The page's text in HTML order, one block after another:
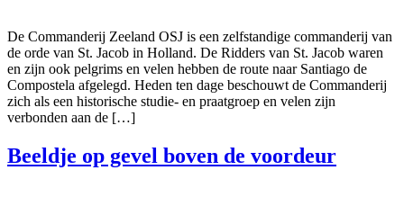
De Commanderij Zeeland OSJ is een zelfstandige commanderij van
de orde van St. Jacob in Holland. De Ridders van St. Jacob waren
en zijn ook pelgrims en velen hebben de route naar Santiago de
Compostela afgelegd. Heden ten dage beschouwt de Commanderij
zich als een historische studie- en praatgroep en velen zijn
verbonden aan de […]
Beeldje op gevel boven de voordeur